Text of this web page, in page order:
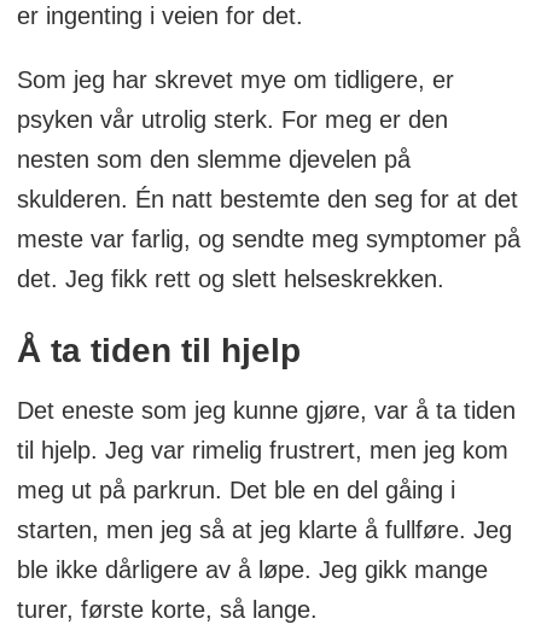
er ingenting i veien for det.
Som jeg har skrevet mye om tidligere, er
psyken vår utrolig sterk. For meg er den
nesten som den slemme djevelen på
skulderen. Én natt bestemte den seg for at det
meste var farlig, og sendte meg symptomer på
det. Jeg fikk rett og slett helseskrekken.
Å ta tiden til hjelp
Det eneste som jeg kunne gjøre, var å ta tiden
til hjelp. Jeg var rimelig frustrert, men jeg kom
meg ut på parkrun. Det ble en del gåing i
starten, men jeg så at jeg klarte å fullføre. Jeg
ble ikke dårligere av å løpe. Jeg gikk mange
turer, første korte, så lange.